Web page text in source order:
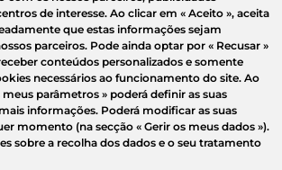
de interesse. Ao clicar em « Aceito », aceita
que estas informações sejam
parceiros. Pode ainda optar por « Recusar »
conteúdos personalizados e somente
necessários ao funcionamento do site. Ao
meus parâmetros » poderá definir as suas
informações. Poderá modificar as suas
momento (na secção « Gerir os meus dados »).
sobre a recolha dos dados e o seu tratamento